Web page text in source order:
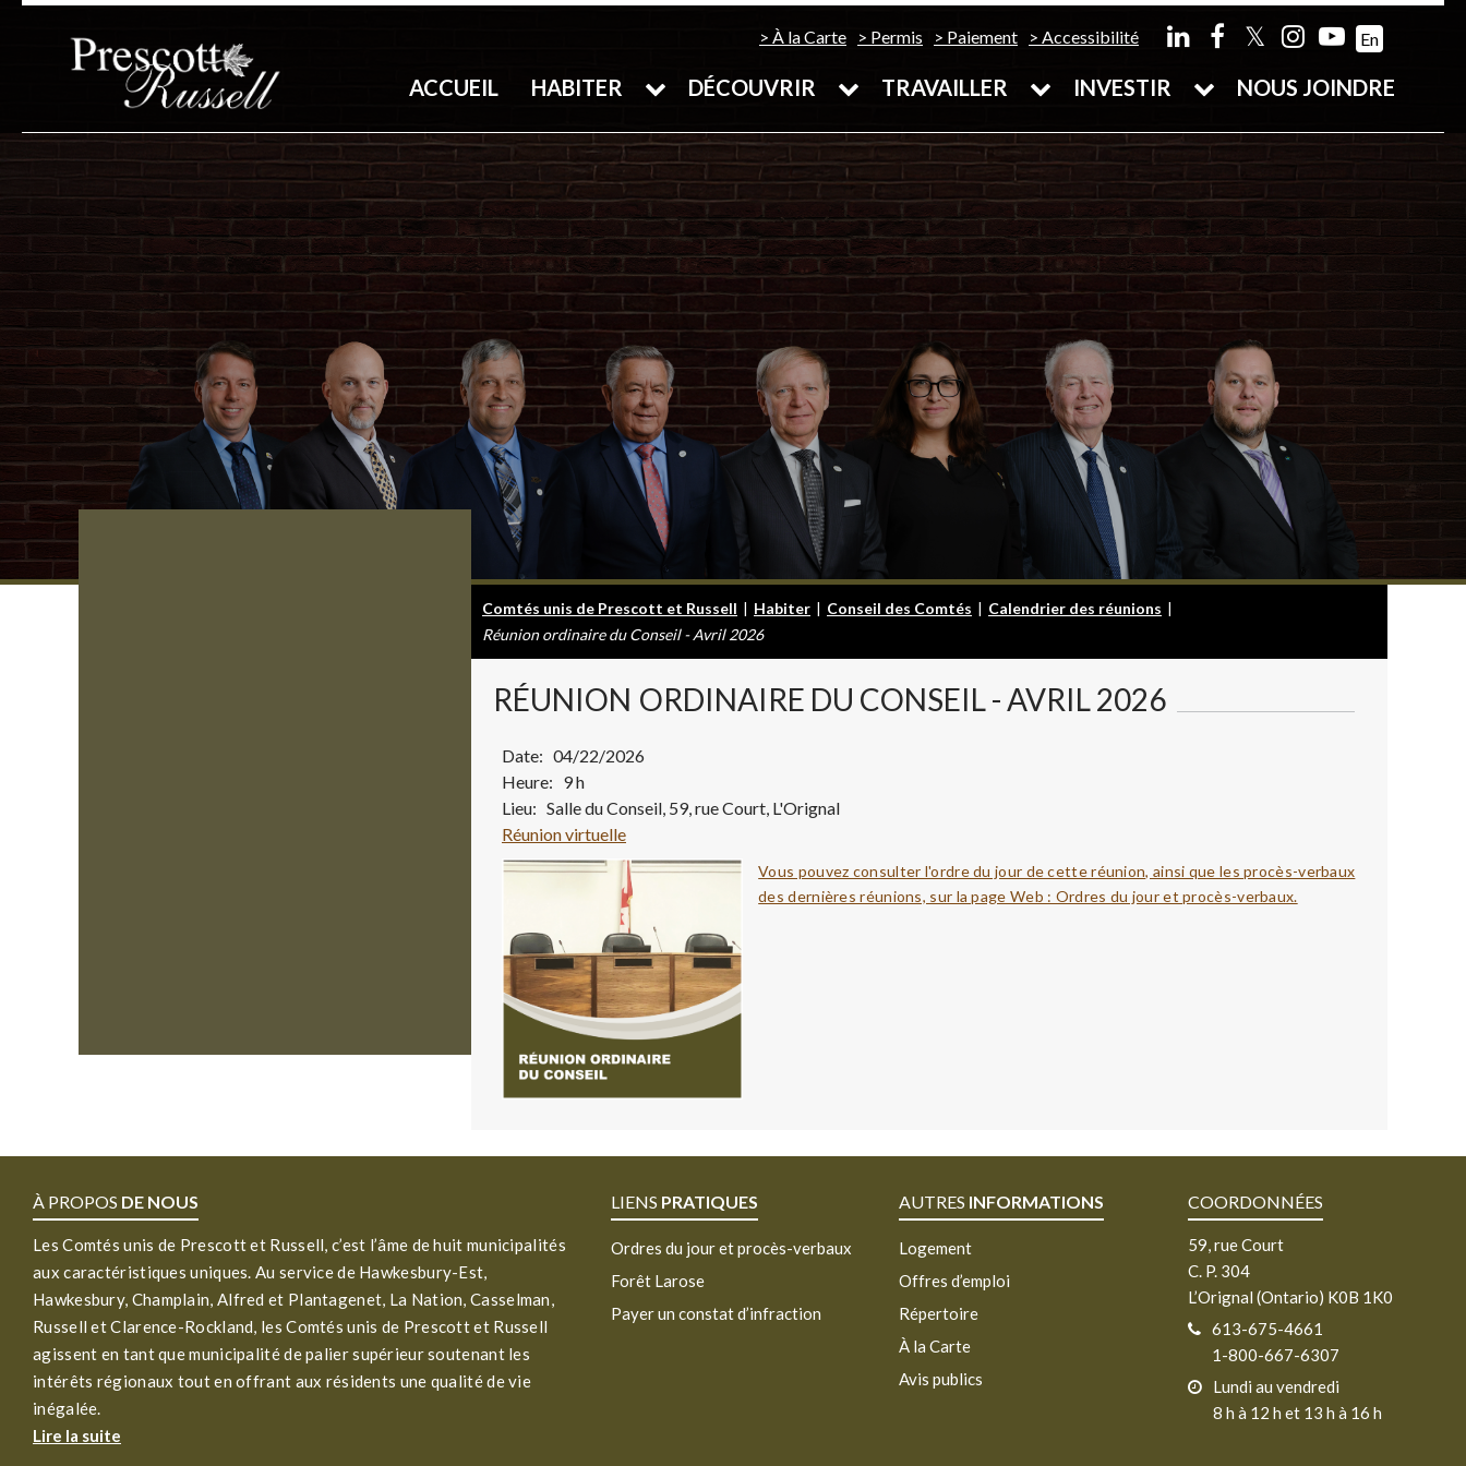
À la Carte Permis Paiement Accessibilité 𝕏 En
ACCUEIL HABITER DÉCOUVRIR TRAVAILLER INVESTIR NOUS JOINDRE
Comtés unis de Prescott et Russell | Habiter | Conseil des Comtés | Calendrier des réunions |
Réunion ordinaire du Conseil - Avril 2026
RÉUNION ORDINAIRE DU CONSEIL - AVRIL 2026
Date: 04/22/2026
Heure: 9 h
Lieu: Salle du Conseil, 59, rue Court, L'Orignal
Réunion virtuelle
Vous pouvez consulter l'ordre du jour de cette réunion, ainsi que les procès-verbaux
des dernières réunions, sur la page Web : Ordres du jour et procès-verbaux.
À PROPOS DE NOUS
Les Comtés unis de Prescott et Russell, c’est l’âme de huit municipalités
aux caractéristiques uniques. Au service de Hawkesbury-Est,
Hawkesbury, Champlain, Alfred et Plantagenet, La Nation, Casselman,
Russell et Clarence-Rockland, les Comtés unis de Prescott et Russell
agissent en tant que municipalité de palier supérieur soutenant les
intérêts régionaux tout en offrant aux résidents une qualité de vie
inégalée.
Lire la suite
LIENS PRATIQUES
Ordres du jour et procès-verbaux
Forêt Larose
Payer un constat d’infraction
AUTRES INFORMATIONS
Logement
Offres d’emploi
Répertoire
À la Carte
Avis publics
COORDONNÉES
59, rue Court
C. P. 304
L’Orignal (Ontario) K0B 1K0
613-675-4661
1-800-667-6307
Lundi au vendredi
8 h à 12 h et 13 h à 16 h